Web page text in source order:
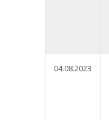
04.08.2023